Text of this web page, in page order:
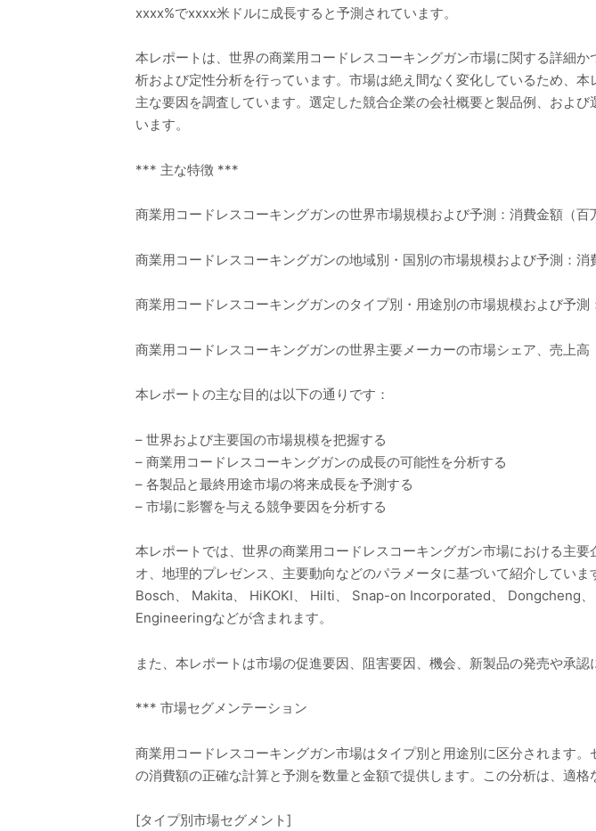
xxxx%でxxxx米ドルに成長すると予測されています。
本レポートは、世界の商業用コードレスコーキングガン市場に関する詳細
析および定性分析を行っています。市場は絶え間なく変化しているため、
主な要因を調査しています。選定した競合企業の会社概要と製品例、およ
います。
*** 主な特徴 ***
商業用コードレスコーキングガンの世界市場規模および予測：消費金額（
商業用コードレスコーキングガンの地域別・国別の市場規模および予測：
商業用コードレスコーキングガンのタイプ別・用途別の市場規模および予
商業用コードレスコーキングガンの世界主要メーカーの市場シェア、売上
本レポートの主な目的は以下の通りです：
– 世界および主要国の市場規模を把握する
– 商業用コードレスコーキングガンの成長の可能性を分析する
– 各製品と最終用途市場の将来成長を予測する
– 市場に影響を与える競争要因を分析する
本レポートでは、世界の商業用コードレスコーキングガン市場における主
オ、地理的プレゼンス、主要動向などのパラメータに基づいて紹介してい
Bosch、 Makita、 HiKOKI、 Hilti、 Snap-on Incorporated、 Dongcheng
Engineeringなどが含まれます。
また、本レポートは市場の促進要因、阻害要因、機会、新製品の発売や承認
*** 市場セグメンテーション
商業用コードレスコーキングガン市場はタイプ別と用途別に区分されます
の消費額の正確な計算と予測を数量と金額で提供します。この分析は、適
[タイプ別市場セグメント]